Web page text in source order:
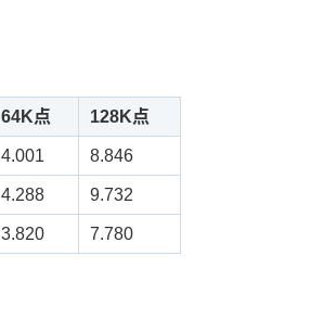
64K点 128K点
4.001 8.846
4.288 9.732
3.820 7.780